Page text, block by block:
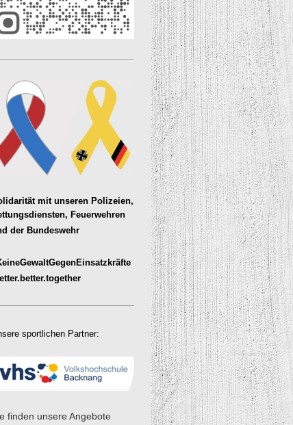
mit unseren Polizeien,
Feuerwehren
der Bundeswehr
sportlichen Partner:
finden unsere Angebote